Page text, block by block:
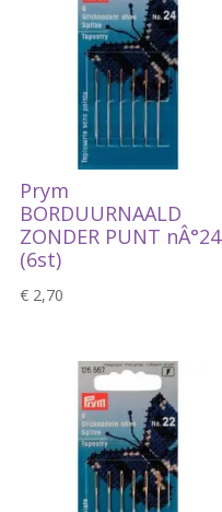
Prym
BORDUURNAALD
ZONDER PUNT nÂ°24
(6st)
€2,70